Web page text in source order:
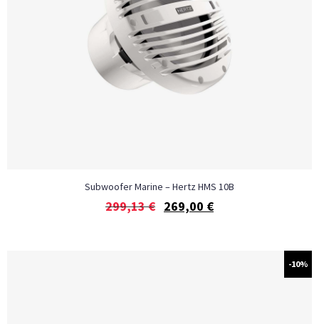
Subwoofer Marine – Hertz HMS 10B
299,13€ 269,00 €
-10%